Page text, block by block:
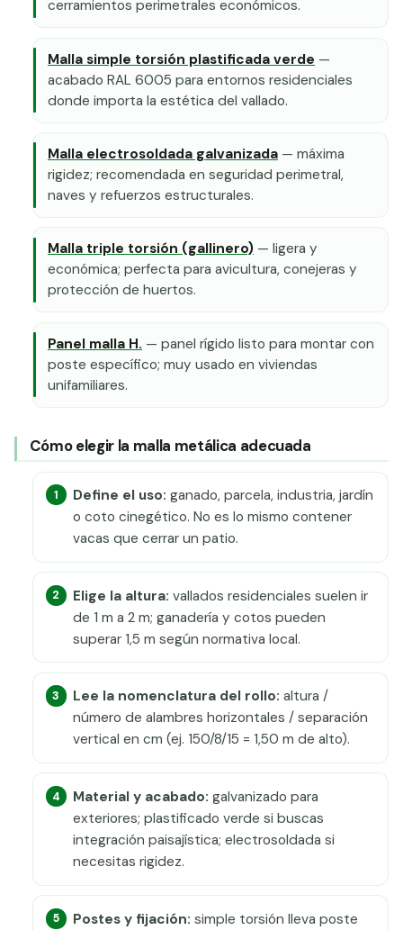
cerramientos perimetrales económicos.
Malla simple torsión plastificada verde —
acabado RAL 6005 para entornos residenciales
donde importa la estética del vallado.
Malla electrosoldada galvanizada — máxima
rigidez; recomendada en seguridad perimetral,
naves y refuerzos estructurales.
Malla triple torsión (gallinero) — ligera y
económica; perfecta para avicultura, conejeras y
protección de huertos.
Panel malla H. — panel rígido listo para montar con
poste específico; muy usado en viviendas
unifamiliares.
Cómo elegir la malla metálica adecuada
Define el uso: ganado, parcela, industria, jardín
o coto cinegético. No es lo mismo contener
vacas que cerrar un patio.
Elige la altura: vallados residenciales suelen ir
de 1 m a 2 m; ganadería y cotos pueden
superar 1,5 m según normativa local.
Lee la nomenclatura del rollo: altura /
número de alambres horizontales / separación
vertical en cm (ej. 150/8/15 = 1,50 m de alto).
Material y acabado: galvanizado para
exteriores; plastificado verde si buscas
integración paisajística; electrosoldada si
necesitas rigidez.
Postes y fijación: simple torsión lleva poste